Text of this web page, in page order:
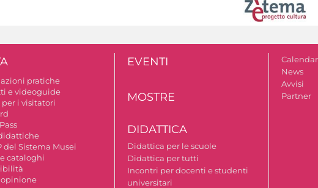
pratiche
e videoguide
per i visitatori
del Sistema Musei
cataloghi
opinione
EVENTI
MOSTRE
DIDATTICA
Didattica per le scuole
Didattica per tutti
Incontri per docenti e studenti
universitari
News
Avvisi
Partner